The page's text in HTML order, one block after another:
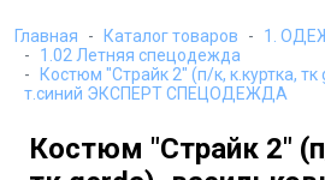
Главная Каталог товаров
1.
1.02 Летняя спецодежда
Костюм "Страйк 2" (п/к, к.куртка,
т.синий ЭКСПЕРТ СПЕЦОДЕЖДА
Костюм "Страйк 2"